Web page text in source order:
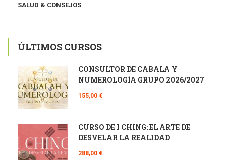
SALUD & CONSEJOS
ÚLTIMOS CURSOS
CONSULTOR DE CÁBALA Y
NUMEROLOGÍA GRUPO 2026/2027
155,00 €
CURSO DE I CHING: EL ARTE DE
DESVELAR LA REALIDAD
288,00 €